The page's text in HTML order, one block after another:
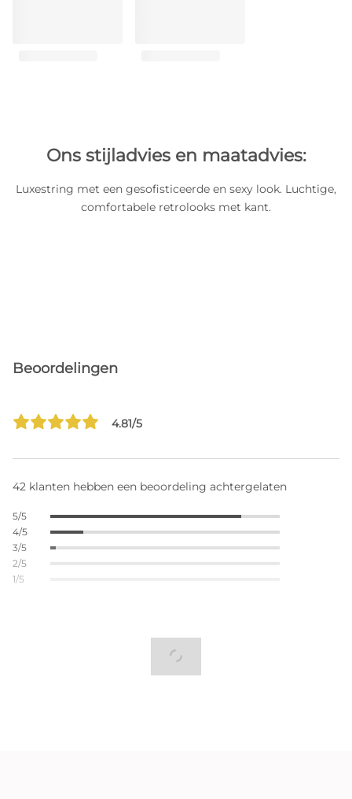
Ons stijladvies en maatadvies:
Luxestring met een gesofisticeerde en sexy look. Luchtige,
comfortabele retrolooks met kant.
Beoordelingen
4.81/5
42 klanten hebben een beoordeling achtergelaten
5/5
4/5
3/5
2/5
1/5